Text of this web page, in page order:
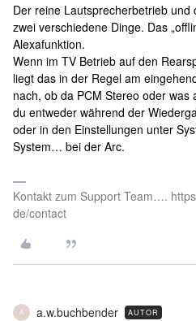
Der reine Lautsprecherbetrieb und
zwei verschiedene Dinge. Das
Alexafunktion.
Wenn im TV Betrieb auf den
liegt das in der Regel am
nach, ob da PCM Stereo oder
du entweder während der
oder in den Einstellungen unter
System… bei der Arc.
Kontakt zum Support Team….
de/contact
A a.w.buchbender AUTOR